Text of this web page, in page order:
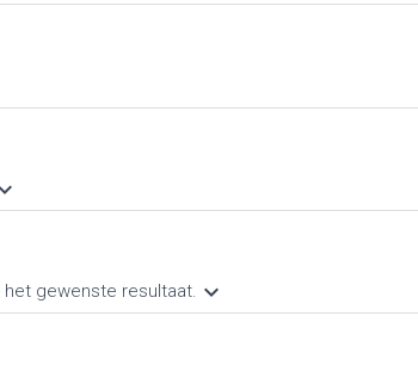
gewenste resultaat. keyboard_arrow_down